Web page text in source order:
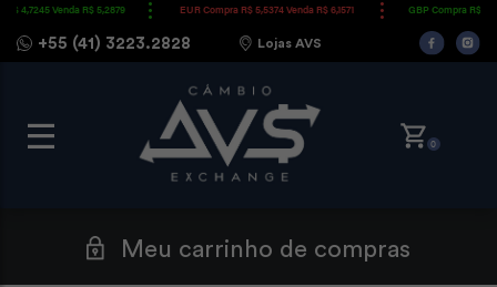
4,7245 Venda R$ 5,2879 EUR Compra R$ 5,5374 Venda R$ 6,1571 GBP Compra R$
+55 (41) 3223.2828 Lojas AVS
0
Meu carrinho de compras